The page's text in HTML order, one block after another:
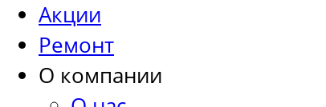
Акции
Ремонт
О компании